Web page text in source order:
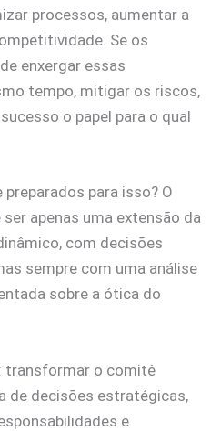
processos, aumentar a
Se os
enxergar essas
tempo, mitigar os riscos,
o papel para o qual
para isso? O
apenas uma extensão da
com decisões
sempre com uma análise
sobre a ótica do
transformar o comitê
de decisões estratégicas,
e